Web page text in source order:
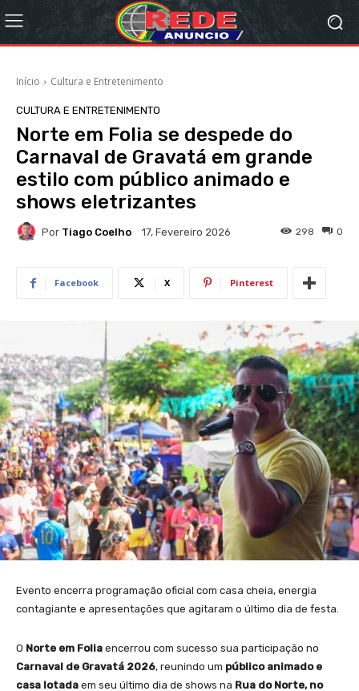
Início Cultura e Entretenimento
CULTURA E ENTRETENIMENTO
Norte em Folia se despede do
Carnaval de Gravatá em grande
estilo com público animado e
shows eletrizantes
Por Tiago Coelho 17, Fevereiro 2026 0
298
Facebook X Pinterest
Evento encerra programação oficial com casa cheia, energia
contagiante e apresentações que agitaram o último dia de festa.
O Norte em Folia encerrou com sucesso sua participação no
Carnaval de Gravatá 2026, reunindo um público animado e
casa lotada em seu último dia de shows na Rua do Norte, no